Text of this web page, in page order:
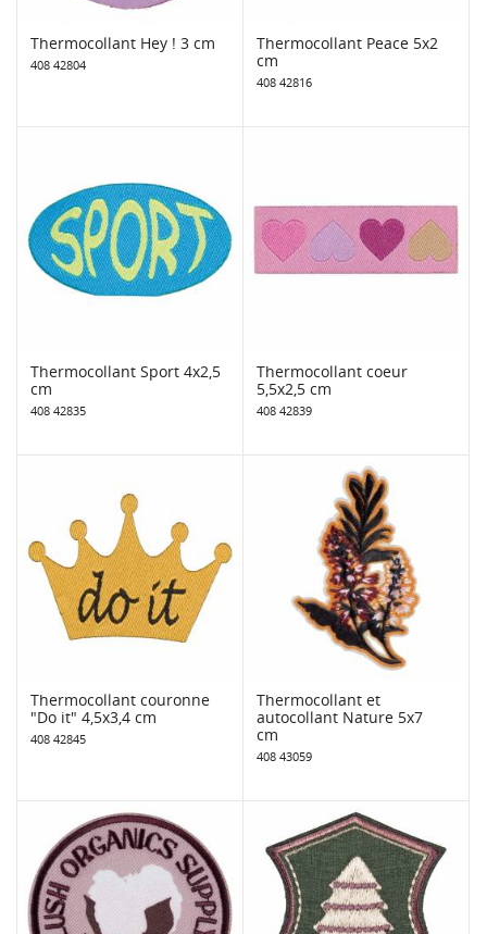
Thermocollant Hey ! 3 cm
408 42804
Thermocollant Peace 5x2
cm
408 42816
Thermocollant Sport 4x2,5
cm
408 42835
Thermocollant coeur
5,5x2,5 cm
408 42839
Thermocollant couronne
"Do it" 4,5x3,4 cm
408 42845
Thermocollant et
autocollant Nature 5x7
cm
408 43059